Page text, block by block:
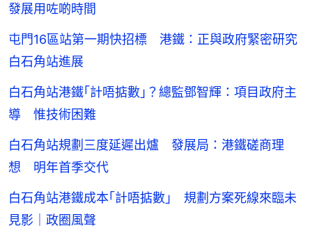
發展用咗啲時間
屯門16區站第一期快招標 港鐵：正與政府緊密研究
白石角站進展
白石角站港鐵｢計唔掂數｣？總監鄧智輝：項目政府主
導 惟技術困難
白石角站規劃三度延遲出爐 發展局：港鐵磋商理
想 明年首季交代
白石角站港鐵成本｢計唔掂數｣ 規劃方案死線來臨未
見影｜政圈風聲